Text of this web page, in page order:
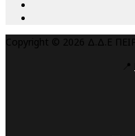
Copyright © 2026 Δ.Δ.Ε
📍